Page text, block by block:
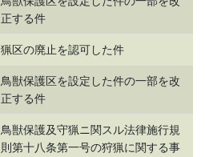
正する件
猟区の廃止を認可した件
鳥獣保護区を設定した件の一部を改
正する件
鳥獣保護及守猟ニ関スル法律施行規
則第十八条第一号の狩猟に関する事